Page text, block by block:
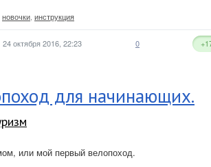
новочки инструкция
24 октября 2016, 22:23 0
для начинающих.
или мой первый велопоход.